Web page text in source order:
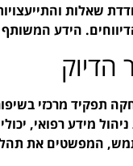
שאלות
הידע
הדיוק
תפקיד מרכזי
מידע רפואי,
המפשטים את